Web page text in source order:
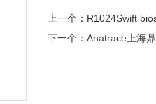
提供专业的技术咨询、
提供订制化的配制以及
上一个： R1024Swift
下一个： Anatrace上海